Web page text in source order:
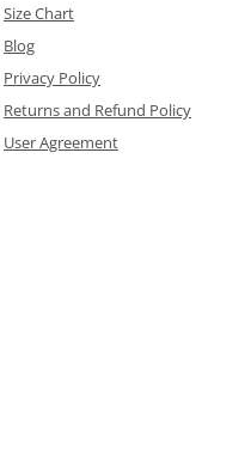
Size Chart
Blog
Privacy Policy
Returns and Refund Policy
User Agreement